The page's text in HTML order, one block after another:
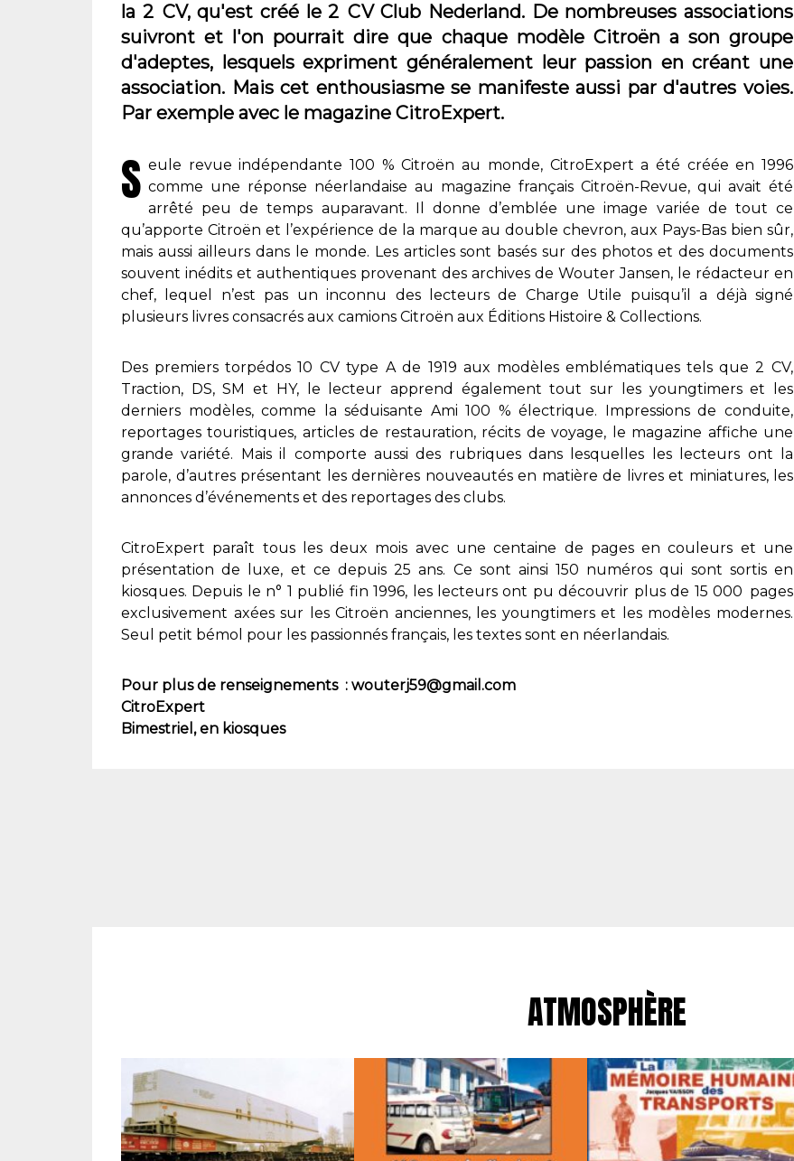
la 2 CV, qu'est créé le 2 CV Club Nederland. De nombreuses associations
suivront et l'on pourrait dire que chaque modèle Citroën a son groupe
d'adeptes, lesquels expriment généralement leur passion en créant une
association. Mais cet enthousiasme se manifeste aussi par d'autres voies.
Par exemple avec le magazine CitroExpert.
S eule revue indépendante 100 % Citroën au monde, CitroExpert a été créée en 1996
comme une réponse néerlandaise au magazine français Citroën-Revue, qui avait été
arrêté peu de temps auparavant. Il donne d’emblée une image variée de tout ce
qu’apporte Citroën et l’expérience de la marque au double chevron, aux Pays-Bas bien sûr,
mais aussi ailleurs dans le monde. Les articles sont basés sur des photos et des documents
souvent inédits et authentiques provenant des archives de Wouter Jansen, le rédacteur en
chef, lequel n’est pas un inconnu des lecteurs de Charge Utile puisqu’il a déjà signé
plusieurs livres consacrés aux camions Citroën aux Éditions Histoire & Collections.
Des premiers torpédos 10 CV type A de 1919 aux modèles emblématiques tels que 2 CV,
Traction, DS, SM et HY, le lecteur apprend également tout sur les youngtimers et les
derniers modèles, comme la séduisante Ami 100 % électrique. Impressions de conduite,
reportages touristiques, articles de restauration, récits de voyage, le magazine affiche une
grande variété. Mais il comporte aussi des rubriques dans lesquelles les lecteurs ont la
parole, d’autres présentant les dernières nouveautés en matière de livres et miniatures, les
annonces d’événements et des reportages des clubs.
CitroExpert paraît tous les deux mois avec une centaine de pages en couleurs et une
présentation de luxe, et ce depuis 25 ans. Ce sont ainsi 150 numéros qui sont sortis en
kiosques. Depuis le n° 1 publié fin 1996, les lecteurs ont pu découvrir plus de 15 000 pages
exclusivement axées sur les Citroën anciennes, les youngtimers et les modèles modernes.
Seul petit bémol pour les passionnés français, les textes sont en néerlandais.
Pour plus de renseignements : wouterj59@gmail.com
CitroExpert
Bimestriel, en kiosques
ATMOSPHÈRE